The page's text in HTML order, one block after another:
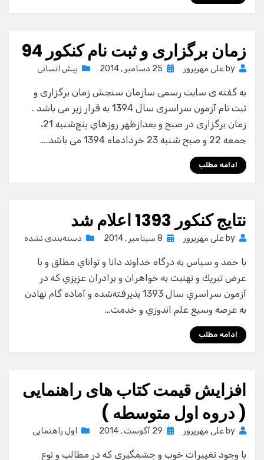
زمان برگزاری و ثبت نام کنکور 94
by علی مهرپرور
Posted
25 دسامبر , 2014 پیش انسانی
به گفته ی سایت رسمی سازمان سنجش زمان برگزاری و
ثبت نام آزمون سراسری سال 1394 به قرار زیر می باشد .
زمان برگزاری در صبح و بعدازظهر روزهاي پنج‌شنبه 21،
جمعه 22 و صبح شنبه 23 خردادماه 1394 می باشد.…
ادامه مطلب
نتایج کنکور 1393 اعلام شد
by علی مهرپرور
Posted
8 سپتامبر , 2014 دسته‌بندی نشده
با حمد و سپاس به درگاه خداوند دانا و تواناي مطلق و با
عرض تبريك و تهنيت به خواهران و برادران عزيزي كه در
آزمون سراسري سال 1393 پذيرفته‌شده و آماده گام نهادن
به عرصه وسيع علم اندوزي و خدمت…
ادامه مطلب
افزایش قیمت کتاب های راهنمایی
( دروه اول متوسطه )
by علی مهرپرور
Posted
29 آگوست , 2014 اول راهنمایی
با وجود تغییرات خوب و چشمگیری که در مطالب و نوع